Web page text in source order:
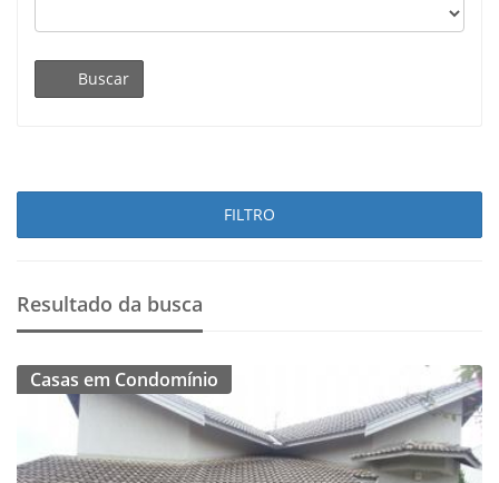
Buscar
FILTRO
Resultado da busca
Casas em Condomínio